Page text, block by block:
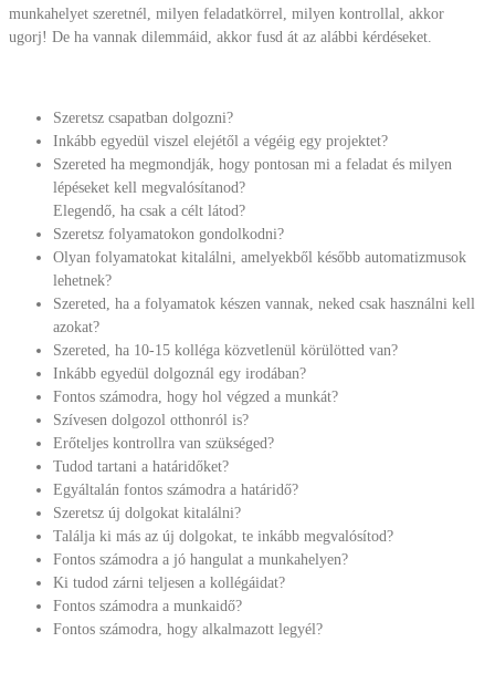
munkahelyet szeretnél, milyen feladatkörrel, milyen kontrollal, akkor
ugorj! De ha vannak dilemmáid, akkor fusd át az alábbi kérdéseket.
Szeretsz csapatban dolgozni?
Inkább egyedül viszel elejétől a végéig egy projektet?
Szereted ha megmondják, hogy pontosan mi a feladat és milyen
lépéseket kell megvalósítanod?
Elegendő, ha csak a célt látod?
Szeretsz folyamatokon gondolkodni?
Olyan folyamatokat kitalálni, amelyekből később automatizmusok
lehetnek?
Szereted, ha a folyamatok készen vannak, neked csak használni kell
azokat?
Szereted, ha 10-15 kolléga közvetlenül körülötted van?
Inkább egyedül dolgoznál egy irodában?
Fontos számodra, hogy hol végzed a munkát?
Szívesen dolgozol otthonról is?
Erőteljes kontrollra van szükséged?
Tudod tartani a határidőket?
Egyáltalán fontos számodra a határidő?
Szeretsz új dolgokat kitalálni?
Találja ki más az új dolgokat, te inkább megvalósítod?
Fontos számodra a jó hangulat a munkahelyen?
Ki tudod zárni teljesen a kollégáidat?
Fontos számodra a munkaidő?
Fontos számodra, hogy alkalmazott legyél?